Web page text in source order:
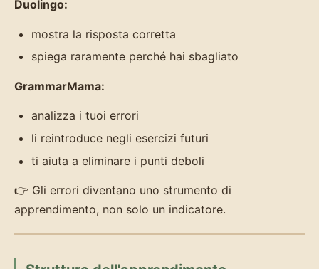
Duolingo:
mostra la risposta corretta
spiega raramente perché hai sbagliato
GrammarMama:
analizza i tuoi errori
li reintroduce negli esercizi futuri
ti aiuta a eliminare i punti deboli
👉 Gli errori diventano uno strumento di
apprendimento, non solo un indicatore.